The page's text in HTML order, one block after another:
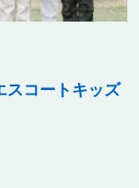
スコートキッズ